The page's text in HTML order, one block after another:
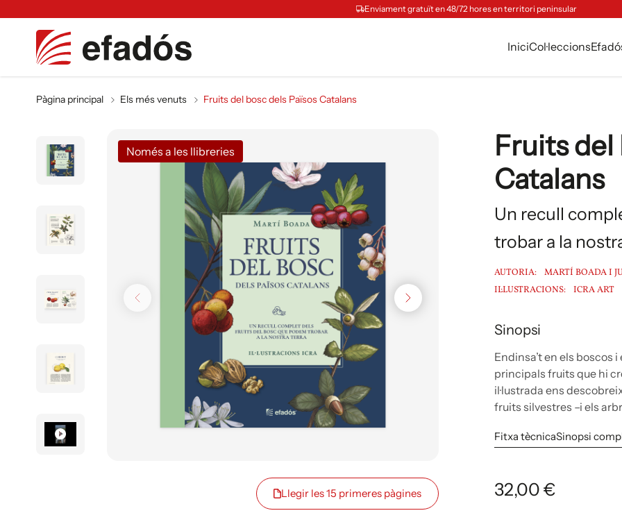
Enviament gratuït en 48/72 hores en territori peninsular
IniciCol·leccions
Pàgina principal Els més venuts Fruits del bosc dels Països Catalans
Només a les llibreries
Llegir les 15 primeres pàgines
Fruits del
Catalans
Un recull
trobar a la
AUTORIA:
MARTÍ BOADA I
IL·LUSTRACIONS:
ICRA ART
Sinopsi
Endinsa’t en els boscos
principals fruits que hi
il·lustrada ens
fruits silvestres –i els
Fitxa tècnicaSinopsi
32,00 €